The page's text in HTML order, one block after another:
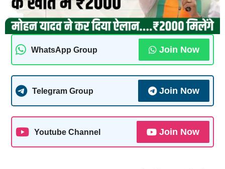
WhatsApp Group Join Now
Telegram Group Join Now
Youtube Channel Join Now